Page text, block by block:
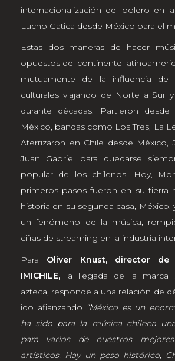
internacionalización del bolero en
Lucho Gatica desde México para el
Estas dos maneras de hacer
opuestos del continente
mutuamente de la influencia de
culturales viajando de Norte a Sur
durante décadas. Partieron
México, bandas como Los Tres, La
Aterrizaron en Chile desde México,
Juan Gabriel para quedarse
popular de los chilenos. Hoy,
primeros pasos fueron en su tierra
historia en su segunda casa, México,
un fenómeno de la música,
cifras de streaming en la industria
Para Oliver Knust, director de
IMICHILE, la llegada de la marca
azteca, responde a una relación de
ido afianzando “México es un
ha sido para la música chilena
para varios de nuestros mejores
artísticos. Hay un peso histórico,